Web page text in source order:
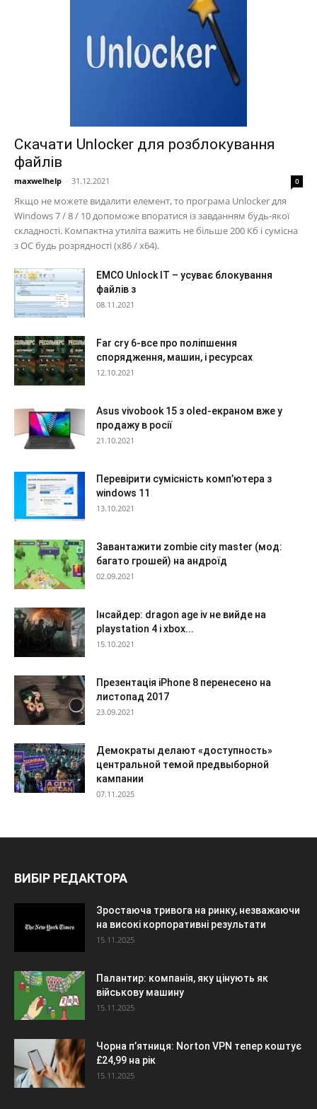
Скачати Unlocker для розблокування
файлів
maxwelhelp - 31.12.2021 0
Якщо не можете видалити елемент, то програма Unlocker для
Windows 7 / 8 / 10 допоможе впоратися із завданням будь-якої
складності. Компактна утиліта важить не більше 200 Кб і сумісна
з ОС будь розрядності (х86 / х64).
EMCO Unlock IT – усуває блокування
файлів з
08.11.2021
Far cry 6-все про поліпшення
спорядження, машин, і ресурсах
12.10.2021
Asus vivobook 15 з oled-екраном вже у
продажу в росії
21.10.2021
Перевірити сумісність комп’ютера з
windows 11
13.10.2021
Завантажити zombie city master (мод:
багато грошей) на андроїд
02.09.2021
Інсайдер: dragon age iv не вийде на
playstation 4 і xbox...
15.10.2021
Презентація iPhone 8 перенесено на
листопад 2017
23.09.2021
Демократы делают «доступность»
центральной темой предвыборной
кампании
07.11.2025
ВИБІР РЕДАКТОРА
Зростаюча тривога на ринку, незважаючи
на високі корпоративні результати
15.11.2025
Палантир: компанія, яку цінують як
військову машину
15.11.2025
Чорна п’ятниця: Norton VPN тепер коштує
£24,99 на рік
15.11.2025